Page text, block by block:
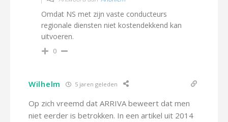
Omdat NS met zijn vaste conducteurs
regionale diensten niet kostendekkend kan
uitvoeren.
0
Wilhelm 5 jaren geleden
Op zich vreemd dat ARRIVA beweert dat men
niet eerder is betrokken. In een artikel uit 2014